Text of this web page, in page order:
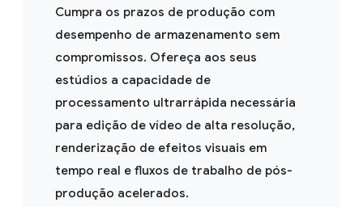
Cumpra os prazos de produção com
desempenho de armazenamento sem
compromissos. Ofereça aos seus
estúdios a capacidade de
processamento ultrarrápida necessária
para edição de vídeo de alta resolução,
renderização de efeitos visuais em
tempo real e fluxos de trabalho de pós-
produção acelerados.